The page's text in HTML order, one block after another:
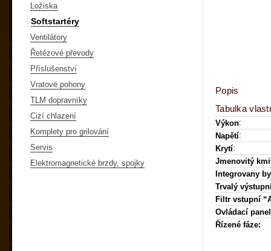
Ložiska
Softstartéry
Ventilátory
Řetězové převody
Příslušenství
Vratové pohony
TLM dopravníky
Cizí chlazení
Komplety pro grilování
Servis
Elektromagnetické brzdy, spojky
Popis
Tabulka
Výkon:
Napětí:
Krytí:
Jmenovitý
Integrovany
Trvalý
Filtr vstupní
Ovládací panel
Řízené fáze: